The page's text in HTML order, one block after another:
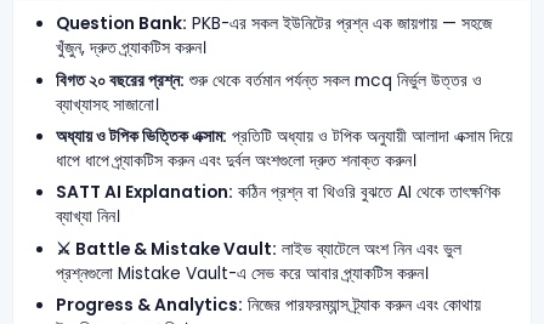
Question Bank: PKB-এর সকল ইউনিটের প্রশ্ন এক জায়গায় — সহজে
খুঁজুন, দ্রুত প্র্যাকটিস করুন।
বিগত ২০ বছরের প্রশ্ন: শুরু থেকে বর্তমান পর্যন্ত সকল mcq নির্ভুল উত্তর ও
ব্যাখ্যাসহ সাজানো।
অধ্যায় ও টপিক ভিত্তিক এক্সাম: প্রতিটি অধ্যায় ও টপিক অনুযায়ী আলাদা এক্সাম দিয়ে
ধাপে ধাপে প্র্যাকটিস করুন এবং দুর্বল অংশগুলো দ্রুত শনাক্ত করুন।
SATT AI Explanation: কঠিন প্রশ্ন বা থিওরি বুঝতে AI থেকে তাৎক্ষণিক
ব্যাখ্যা নিন।
⚔️ Battle & Mistake Vault: লাইভ ব্যাটেলে অংশ নিন এবং ভুল
প্রশ্নগুলো Mistake Vault-এ সেভ করে আবার প্র্যাকটিস করুন।
Progress & Analytics: নিজের পারফরম্যান্স ট্র্যাক করুন এবং কোথায়